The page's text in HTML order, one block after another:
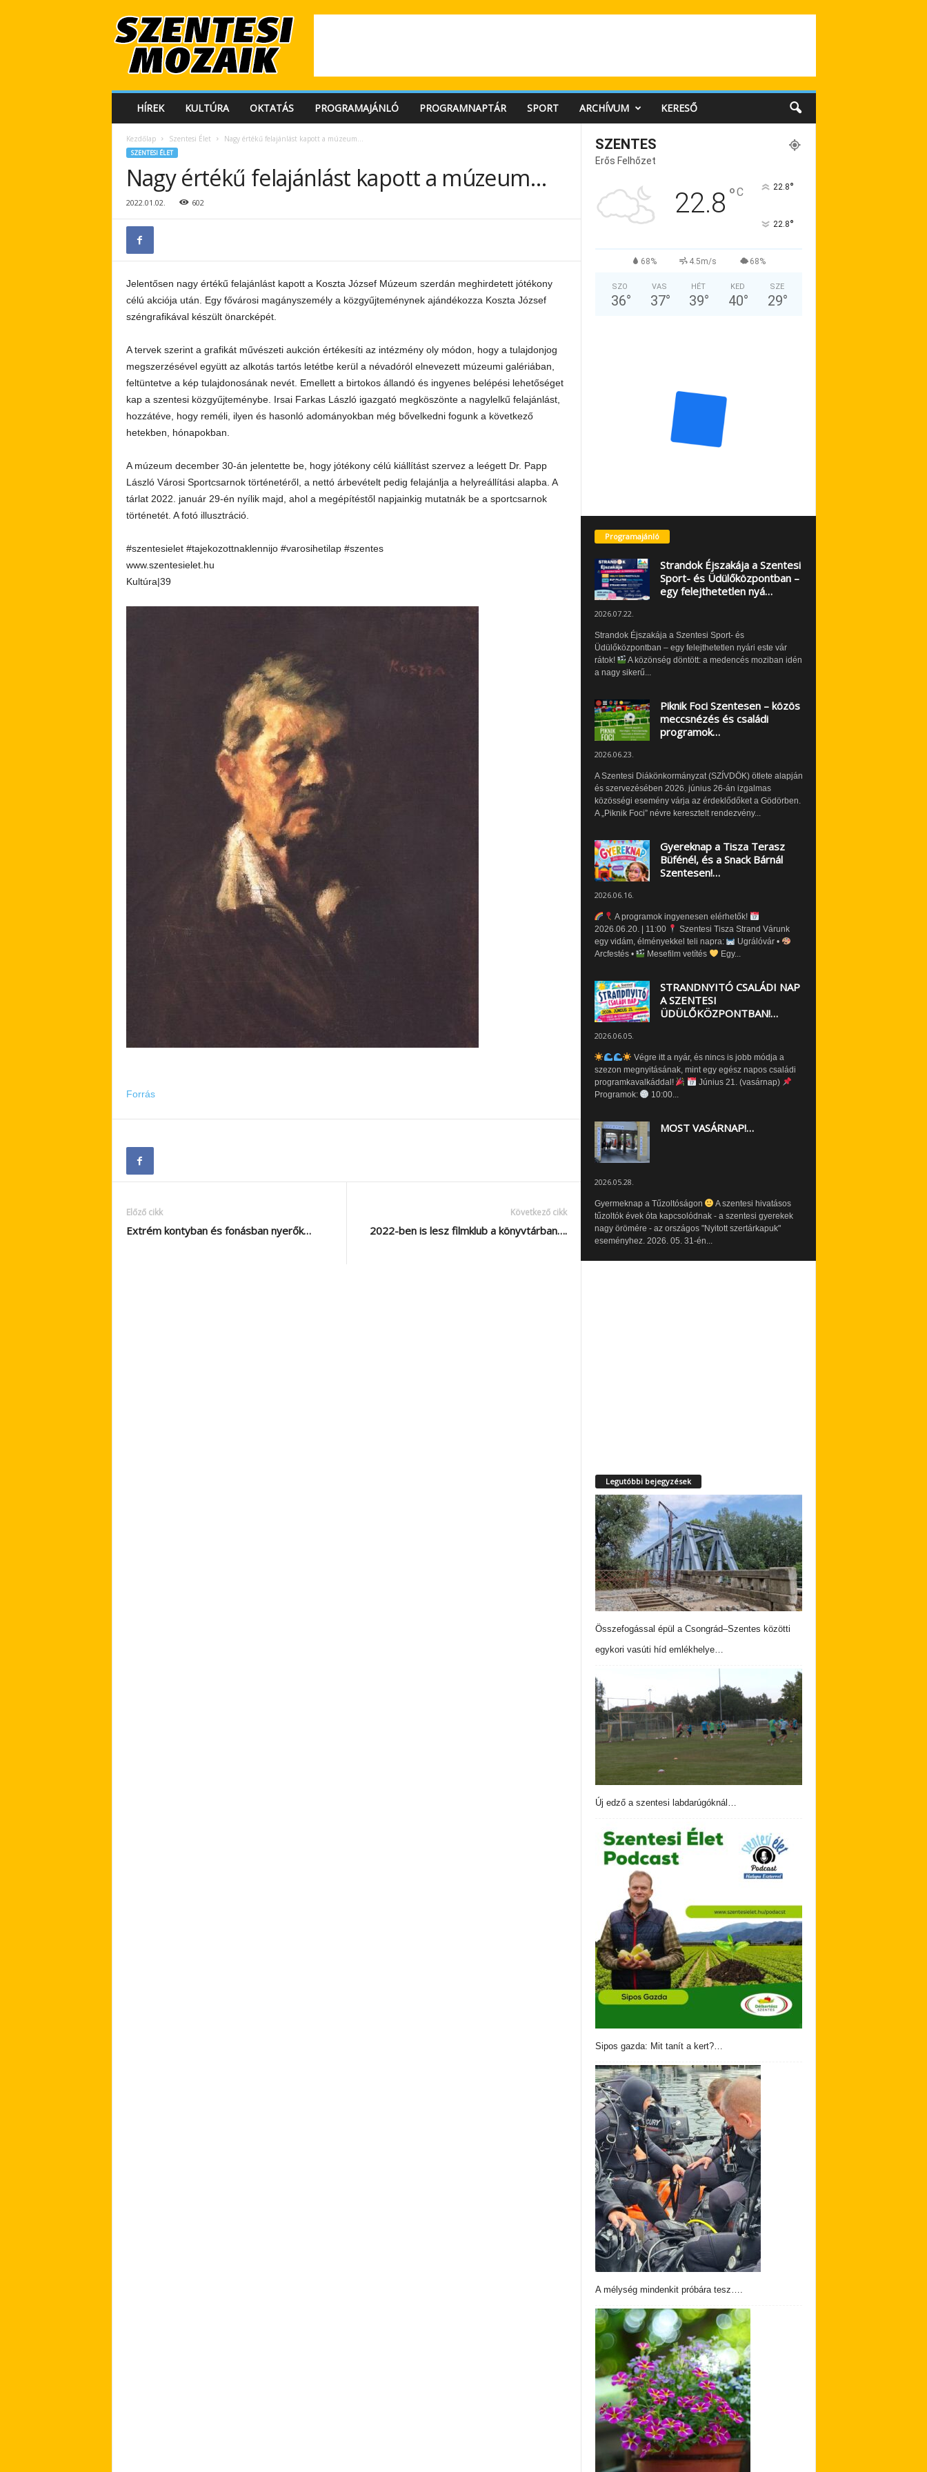
e
HÍREK KULTÚRA OKTATÁS PROGRAMAJÁNLÓ PROGRAMNAPTÁR SPORT ARCHÍVUM KERESŐ
Kezdőlap Szentesi Élet Nagy értékű felajánlást kapott a múzeum…
SZENTESI ÉLET
Nagy értékű felajánlást kapott a múzeum…
2022.01.02. 602
Jelentősen nagy értékű felajánlást kapott a Koszta József Múzeum szerdán meghirdetett jótékony
célú akciója után. Egy fővárosi magányszemély a közgyűjteménynek ajándékozza Koszta József
széngrafikával készült önarcképét.
A tervek szerint a grafikát művészeti aukción értékesíti az intézmény oly módon, hogy a tulajdonjog
megszerzésével együtt az alkotás tartós letétbe kerül a névadóról elnevezett múzeumi galériában,
feltüntetve a kép tulajdonosának nevét. Emellett a birtokos állandó és ingyenes belépési lehetőséget
kap a szentesi közgyűjteménybe. Irsai Farkas László igazgató megköszönte a nagylelkű felajánlást,
hozzátéve, hogy reméli, ilyen és hasonló adományokban még bővelkedni fogunk a következő
hetekben, hónapokban.
A múzeum december 30-án jelentette be, hogy jótékony célú kiállítást szervez a leégett Dr. Papp
László Városi Sportcsarnok történetéről, a nettó árbevételt pedig felajánlja a helyreállítási alapba. A
tárlat 2022. január 29-én nyílik majd, ahol a megépítéstől napjainkig mutatnák be a sportcsarnok
történetét. A fotó illusztráció.
#szentesielet #tajekozottnaklennijo #varosihetilap #szentes
www.szentesielet.hu
Kultúra|39
Forrás
Előző cikk
Extrém kontyban és fonásban nyerők…
Következő cikk
2022-ben is lesz filmklub a könyvtárban….
SZENTES
Erős Felhőzet
22.8 °C 22.8°
22.8°
68% 4.5m/s 68%
SZO
36°
VAS
37°
HÉT
39°
KED
40°
SZE
29°
Programajánló
Strandok Éjszakája a Szentesi
Sport- és Üdülőközpontban –
egy felejthetetlen nyá…
2026.07.22.
Strandok Éjszakája a Szentesi Sport- és
Üdülőközpontban – egy felejthetetlen nyári este vár
rátok!
A közönség döntött: a medencés moziban idén
a nagy sikerű...
Piknik Foci Szentesen – közös
meccsnézés és családi
programok…
2026.06.23.
A Szentesi Diákönkormányzat (SZÍVDÖK) ötlete alapján
és szervezésében 2026. június 26-án izgalmas
közösségi esemény várja az érdeklődőket a Gödörben.
A „Piknik Foci” névre keresztelt rendezvény...
Gyereknap a Tisza Terasz
Büfénél, és a Snack Bárnál
Szentesen!…
2026.06.16.
A programok ingyenesen elérhetők!
2026.06.20. | 11:00
Szentesi Tisza Strand Várunk
egy vidám, élményekkel teli napra:
Ugrálóvár •
Arcfestés •
Mesefilm vetítés Egy...
STRANDNYITÓ CSALÁDI NAP
A SZENTESI
ÜDÜLŐKÖZPONTBAN!…
2026.06.05.
Végre itt a nyár, és nincs is jobb módja a
szezon megnyitásának, mint egy egész napos családi
programkavalkáddal!
Június 21. (vasárnap)
Programok:
10:00...
MOST VASÁRNAP!…
2026.05.28.
Gyermeknap a Tűzoltóságon
A szentesi hivatásos
tűzoltók évek óta kapcsolódnak - a szentesi gyerekek
nagy örömére - az országos "Nyitott szertárkapuk"
eseményhez. 2026. 05. 31-én...
Legutóbbi bejegyzések
Összefogással épül a Csongrád–Szentes közötti
egykori vasúti híd emlékhelye…
Új edző a szentesi labdarúgóknál…
Sipos gazda: Mit tanít a kert?…
A mélység mindenkit próbára tesz….